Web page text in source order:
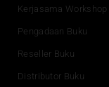
Kerjasama Workshop
Pengadaan Buku
Reseller Buku
Distributor Buku